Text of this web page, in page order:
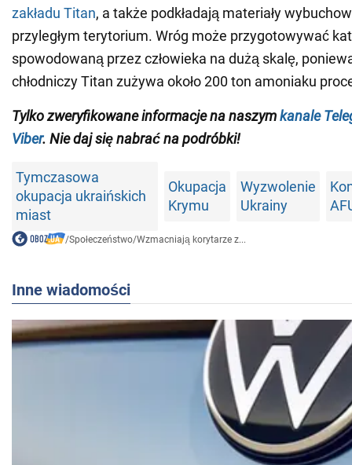
zakładu Titan, a także podkładają materiały
przyległym terytorium. Wróg może przygotowywać
spowodowaną przez człowieka na dużą skalę,
chłodniczy Titan zużywa około 200 ton amoniaku
Tylko zweryfikowane informacje na naszymkanale
Viber. Nie daj się nabrać na podróbki!
Tymczasowa
okupacja ukraińskich
miast
Okupacja
Krymu
Wyzwolenie
Ukrainy
/Społeczeństwo/Wzmacniają korytarze z...
Inne wiadomości